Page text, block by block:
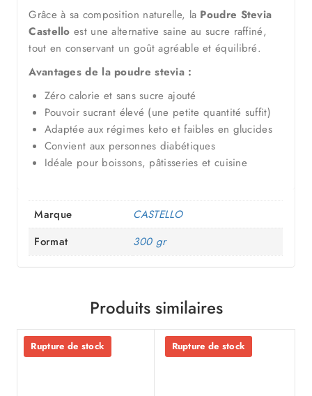
Grâce à sa composition naturelle, la Poudre Stevia
Castello est une alternative saine au sucre raffiné,
tout en conservant un goût agréable et équilibré.
Avantages de la poudre stevia :
Zéro calorie et sans sucre ajouté
Pouvoir sucrant élevé (une petite quantité suffit)
Adaptée aux régimes keto et faibles en glucides
Convient aux personnes diabétiques
Idéale pour boissons, pâtisseries et cuisine
Marque
CASTELLO
Format
300 gr
Produits similaires
Rupture de stock Rupture de stock